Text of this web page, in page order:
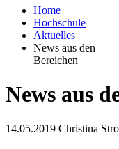
Home
Hochschule
Aktuelles
News aus den
Bereichen
News aus
14.05.2019 Christina